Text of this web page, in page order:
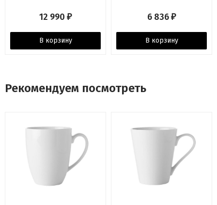
12 990 ₽
В корзину
6 836 ₽
В корзину
Рекомендуем посмотреть